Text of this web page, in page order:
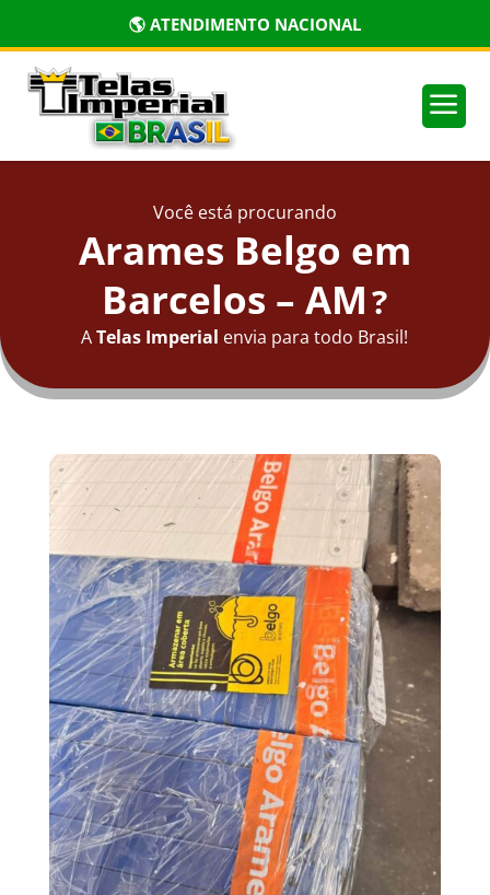
🌎 ATENDIMENTO NACIONAL
a
Você está procurando
Arames Belgo em
Barcelos – AM?
ATelas Imperial envia para todo Brasil!